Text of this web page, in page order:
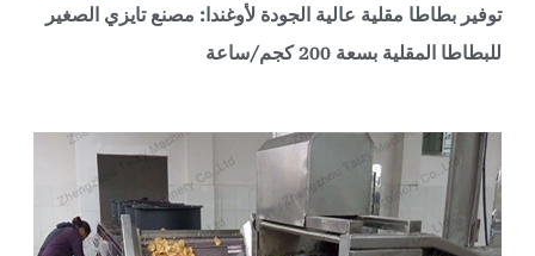
توفير بطاطا مقلية عالية الجودة لأوغندا: مصنع تايزي الصغير
للبطاطا المقلية بسعة 200 كجم/ساعة